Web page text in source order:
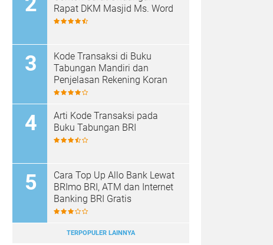
Rapat DKM Masjid Ms. Word
Kode Transaksi di Buku
Tabungan Mandiri dan
Penjelasan Rekening Koran
Arti Kode Transaksi pada
Buku Tabungan BRI
Cara Top Up Allo Bank Lewat
BRImo BRI, ATM dan Internet
Banking BRI Gratis
TERPOPULER LAINNYA